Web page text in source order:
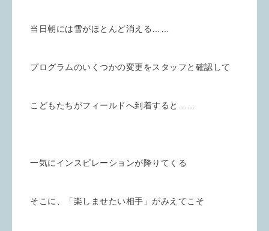
当日朝には雪がほとんど消える……
プログラムのいくつかの変更をスタッフと確認して
こどもたちがフィールドへ到着すると……
一気にインスピレーションが降りてくる
そこに、「楽しませたい相手」がみえてこそ